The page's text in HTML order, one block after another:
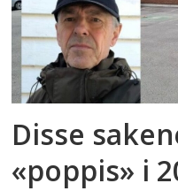
Disse
«poppis» i